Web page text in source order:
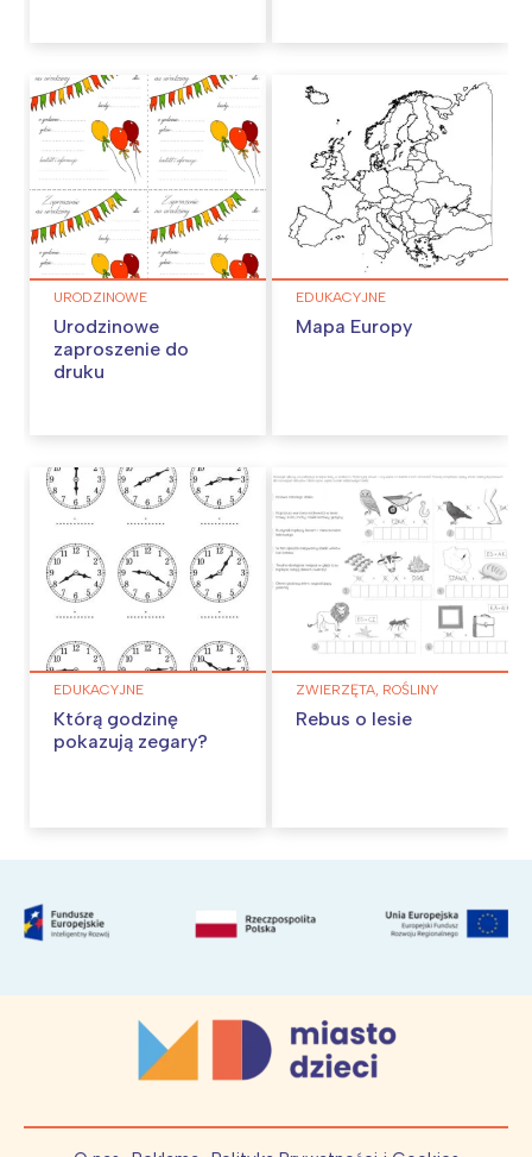
URODZINOWE
Urodzinowe
zaproszenie do
druku
EDUKACYJNE
Mapa Europy
EDUKACYJNE
Którą godzinę
pokazują zegary?
ZWIERZĘTA, ROŚLINY
Rebus o lesie